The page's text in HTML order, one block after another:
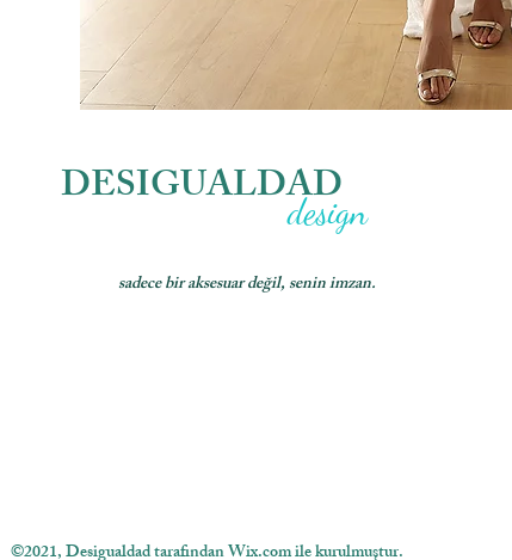
DESIGUALDAD
design
sadece bir aksesuar değil, senin imzan.
©2021, Desigualdad tarafından Wix.com ile kurulmuştur.